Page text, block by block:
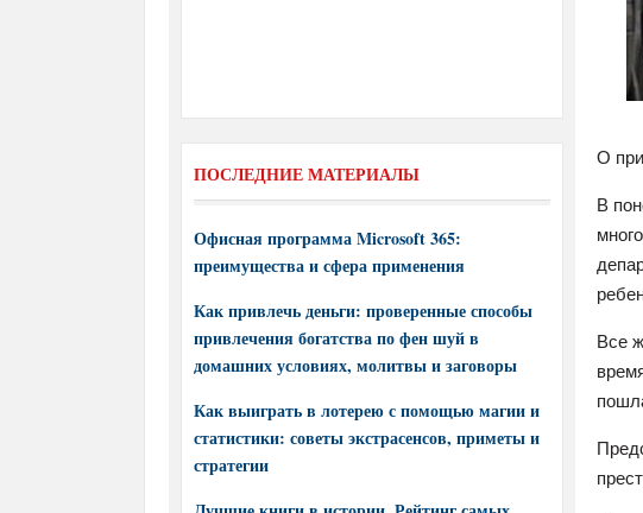
О
В
Все
ПОСЛЕДНИЕ МАТЕРИАЛЫ
Офисная программа Microsoft 365:
преимущества и сфера применения
Как привлечь деньги: проверенные способы
привлечения богатства по фен шуй в
домашних условиях, молитвы и заговоры
Как выиграть в лотерею с помощью магии и
статистики: советы экстрасенсов, приметы и
стратегии